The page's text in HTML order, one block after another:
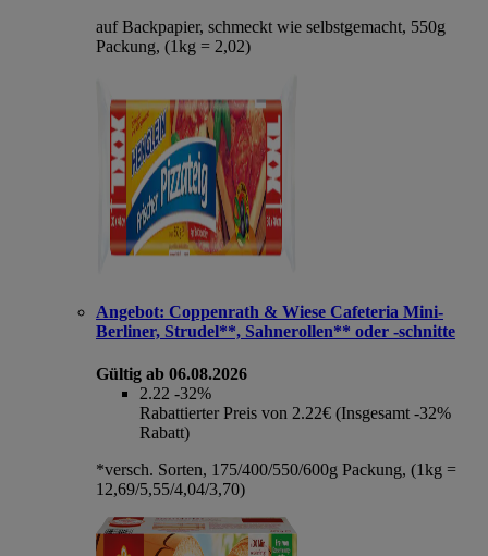
auf Backpapier, schmeckt wie selbstgemacht, 550g
Packung, (1kg = 2,02)
Angebot: Coppenrath & Wiese Cafeteria Mini-
Berliner, Strudel**, Sahnerollen** oder -schnitte
Gültig ab 06.08.2026
2.22 -32%
Rabattierter Preis von 2.22€ (Insgesamt -32%
Rabatt)
*versch. Sorten, 175/400/550/600g Packung, (1kg =
12,69/5,55/4,04/3,70)